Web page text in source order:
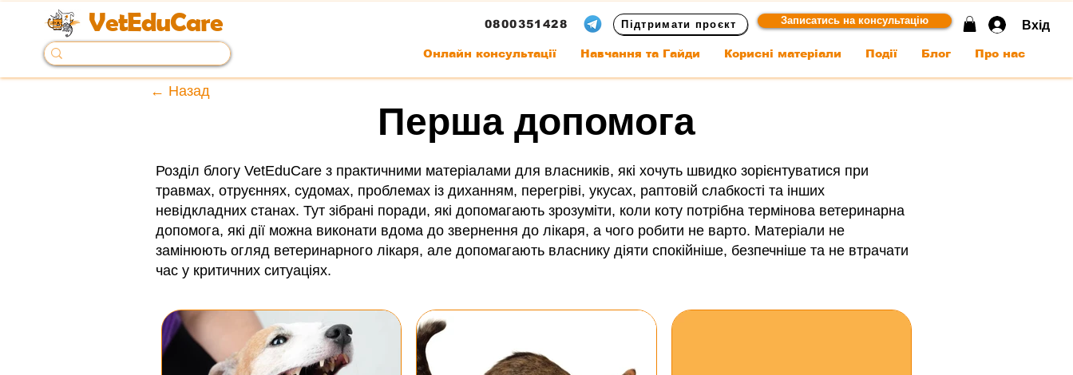
VetEduCare 0800351428 Підтримати проєкт Записатись на консультацію Вхід
Онлайн консультації Навчання та Гайди Корисні матеріали Події Блог Про нас
← Назад
Перша допомога
Розділ блогу VetEduCare з практичними матеріалами для власників, які хочуть швидко зорієнтуватися при
травмах, отруєннях, судомах, проблемах із диханням, перегріві, укусах, раптовій слабкості та інших
невідкладних станах. Тут зібрані поради, які допомагають зрозуміти, коли коту потрібна термінова ветеринарна
допомога, які дії можна виконати вдома до звернення до лікаря, а чого робити не варто. Матеріали не
замінюють огляд ветеринарного лікаря, але допомагають власнику діяти спокійніше, безпечніше та не втрачати
час у критичних ситуаціях.